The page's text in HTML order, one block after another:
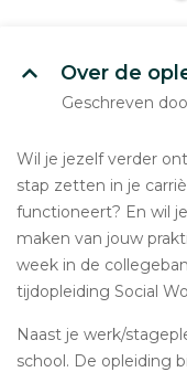
Over de
Geschreven
Wil je jezelf verder
stap zetten in je
func­ti­o­neert? En wil
maken van jouw
week in de
tijd­op­lei­ding Social
Naast je werk/
school. De op­lei­ding